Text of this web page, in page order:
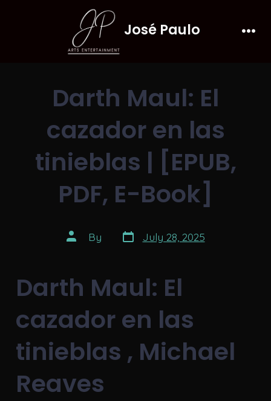
José Paulo
Darth Maul: El
cazador en las
tinieblas | [EPUB,
PDF, E-Book]
Post
author
By Post
date
July 28, 2025
Darth Maul: El
cazador en las
tinieblas , Michael
Reaves